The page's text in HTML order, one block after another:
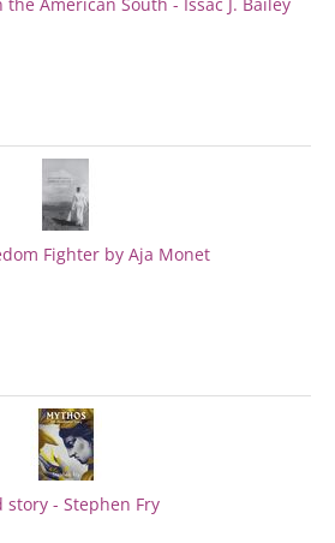
Fighter by Aja Monet
- Stephen Fry